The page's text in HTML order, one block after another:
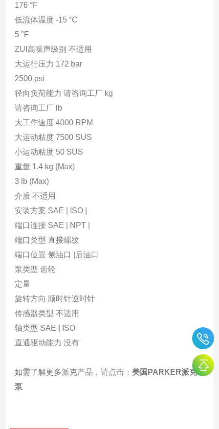
176 °F
低流体温度 -15 °C
5 °F
ZUI高噪声级别 不适用
大运行压力 172 bar
2500 psi
径向负荷能力 请咨询工厂 kg
请咨询工厂 lb
大工作速度 4000 RPM
大运动粘度 7500 SUS
小运动粘度 50 SUS
重量 1.4 kg (Max)
3 lb (Max)
介质 不适用
安装方案 SAE | ISO |
端口连接 SAE | NPT |
端口类型 直接螺纹
端口位置 侧油口 |后油口
泵类型 齿轮
定量
旋转方向 顺时针逆时针
传感器类型 不适用
轴类型 SAE | ISO
直通驱动能力 没有
如需了解更多派克产品，请点击： 美国PARKER派克
泵